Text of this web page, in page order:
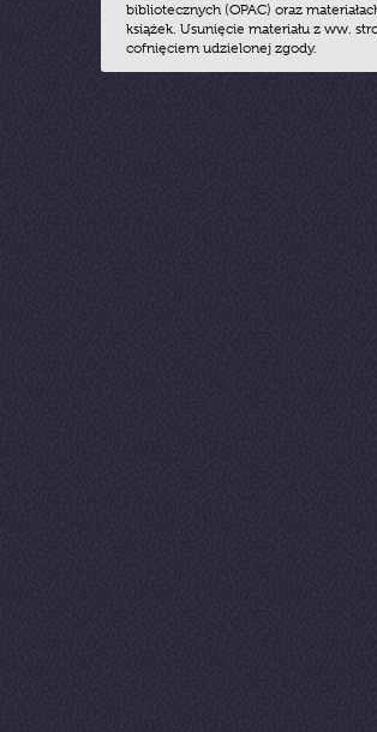
bibliotecznych (OPAC) oraz
książek. Usunięcie materiału z ww.
cofnięciem udzielonej zgody.